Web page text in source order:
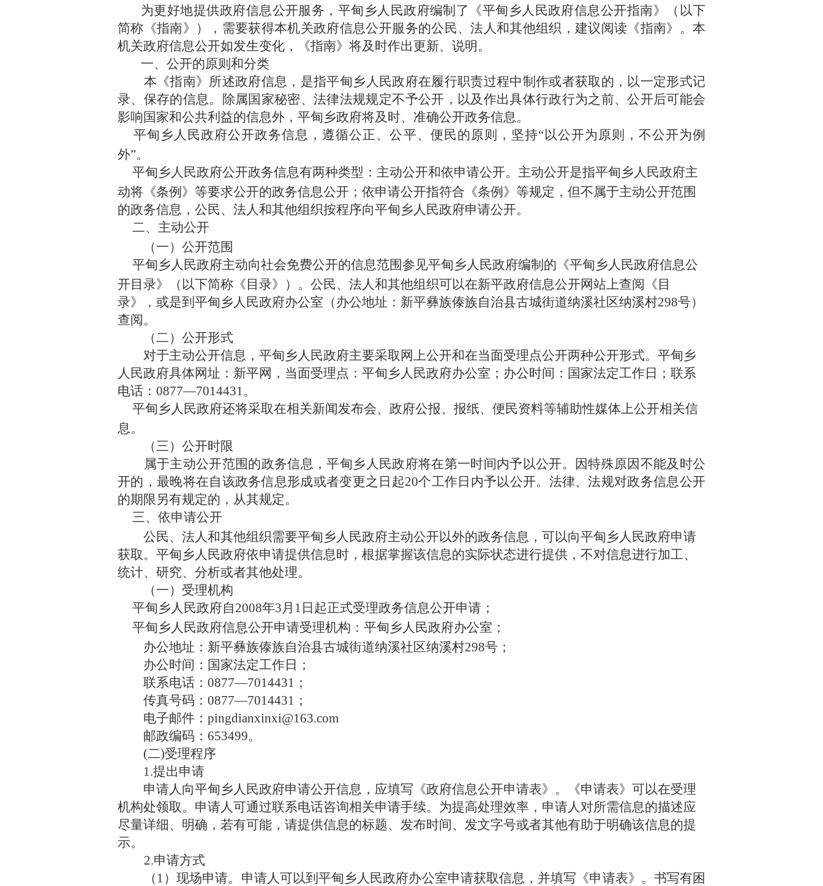
为更好地提供政府信息公开服务， 平甸乡人民政府编制了《平甸乡人民政府信息公开指南》（以下
简称《指南》），需要获得本机关政府信息公开服务的公民、法人和其他组织，建议阅读《指南》。本
机关政府信息公开如发生变化，《指南》将及时作出更新、说明。
一、公开的原则和分类
本《指南》所述政府信息，是指平甸乡 人民政府在履行职责过程中制作或者获取的，以一定形式记
录、保存的信息。除属国家秘密、法律法规规定不予公开，以及作出具体行政行为之前、公开后可能会
影响国家和公共利益的信息外， 平甸乡政府将及时、准确公开政务信息。
平甸乡 人民政府公开政务信息，遵循公正、公平、便民的原则，坚持“以公开为原则，不公开为例
外”。
平甸乡人民政府公开政务信息有两种类型：主动公开和依申请公开。主动公开是指平甸乡人民政府主
动将《条例》等要求公开的政务信息公开；依申请公开指符合《条例》等规定，但不属于主动公开范围
的政务信息，公民、法人和其他组织按程序向平甸乡人民政府申请公开。
二、主动公开
（一）公开范围
平甸乡人民政府主动向社会免费公开的信息范围参见平甸乡人民政府编制的《平甸乡人民政府信息公
开目录》（以下简称《目录》）。公民、法人和其他组织可以在新平政府信息公开网站上查阅《目
录》，或是到 平甸乡人民政府办公室（办公地址： 新平彝族傣族自治县古城街道纳溪社区纳溪村298号）
查阅。
（二）公开形式
对于主动公开信息， 平甸乡人民政府主要采取网上公开和在当面受理点公开两种公开形式。 平甸乡
人民政府具体网址：新平网，当面受理点： 平甸乡人民政府办公室；办公时间：国家法定工作日 ；联系
电话： 0877―7014431。
平甸乡人民政府还将采取在相关新闻发布会、政府公报、报纸、便民资料等辅助性媒体上公开相关信
息。
（三）公开时限
属于主动公开范围的政务信息，平甸乡 人民政府将在第一时间内予以公开。因特殊原因不能及时公
开的，最晚将在自该政务信息形成或者变更之日起20个工作日 内予以公开。法律、法规对政务信息公开
的期限另有规定的，从其规定。
三、依申请公开
公民、法人和其他组织需要平甸乡人民政府主动公开以外的政务信息，可以向平甸乡人民政府申请
获取。 平甸乡人民政府依申请提供信息时，根据掌握该信息的实际状态进行提供，不对信息进行加工、
统计、研究、分析或者其他处理。
（一）受理机构
平甸乡人民政府自2008年3月1日起正式受理政务信息公开申请；
平甸乡人民政府信息公开申请受理机构： 平甸乡人民政府办公室；
办公地址： 新平彝族傣族自治县古城街道纳溪社区纳溪村298号 ；
办公时间：国家法定工作日 ；
联系电话： 0877―7014431 ；
传真号码： 0877―7014431 ；
电子邮件： pingdianxinxi@163.com
邮政编码： 653499。
(二)受理程序
1.提出申请
申请人向平甸乡人民政府申请公开信息，应填写《政府信息公开申请表》。《申请表》可以在受理
机构处领取。申请人可通过联系电话咨询相关申请手续。为提高处理效率，申请人对所需信息的描述应
尽量详细、明确，若有可能，请提供信息的标题、发布时间、发文字号或者其他有助于明确该信息的提
示。
2.申请方式
（ 1）现场申请。申请人可以到 平甸乡人民政府办公室申请获取信息，并填写《申请表》。书写有困